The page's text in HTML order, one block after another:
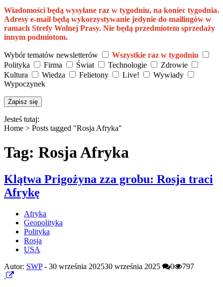
Wiadomości będą wysyłane raz w tygodniu, na koniec tygodnia.
Adresy e-mail będą wykorzystywanie jedynie do mailingów w
ramach Strefy Wolnej Prasy. Nie będą przedmiotem sprzedaży
innym podmiotom.
Wybór tematów newsletterów
Wszystkie raz w tygodniu
Polityka
Firma Świat Technologie
Zdrowie
Kultura
Wiedza Felietony Live!
Wywiady
Wypoczynek
Jesteś tutaj:
Home > Posts tagged "Rosja Afryka"
Tag: Rosja Afryka
Klątwa Prigożyna zza grobu: Rosja traci
Afrykę
Afryka
Geopolityka
Polityka
Rosja
USA
Autor: SWP- 30 września 202530 września 2025 0 797